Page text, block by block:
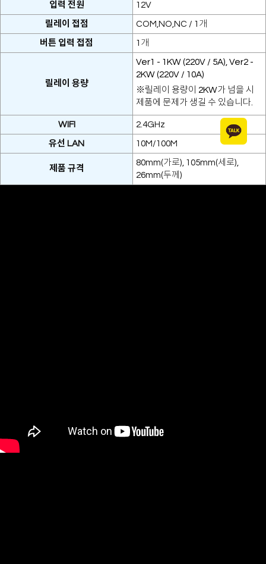
입력 전원 12V
릴레이 접점 COM,NO,NC / 1개
버튼 입력 접점 1개
릴레이 용량
Ver1 - 1KW (220V / 5A), Ver2 -
2KW (220V / 10A)
※릴레이 용량이 2KW가 넘을 시
제품에 문제가 생길 수 있습니다.
WIFI 2.4GHz
유선 LAN 10M/100M
제품 규격
80mm(가로), 105mm(세로),
26mm(두께)